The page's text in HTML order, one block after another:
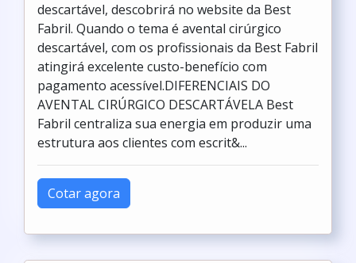
descartável, descobrirá no website da Best
Fabril. Quando o tema é avental cirúrgico
descartável, com os profissionais da Best Fabril
atingirá excelente custo-benefício com
pagamento acessível.DIFERENCIAIS DO
AVENTAL CIRÚRGICO DESCARTÁVELA Best
Fabril centraliza sua energia em produzir uma
estrutura aos clientes com escrit&...
Cotar agora